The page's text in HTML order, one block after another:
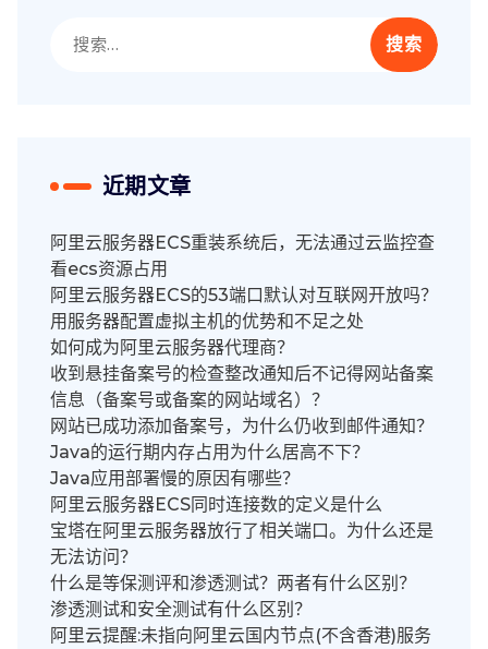
索：
近期文章
阿里云服务器ECS重装系统后，无法通过云监控查
看ecs资源占用
阿里云服务器ECS的53端口默认对互联网开放吗？
用服务器配置虚拟主机的优势和不足之处
如何成为阿里云服务器代理商？
收到悬挂备案号的检查整改通知后不记得网站备案
信息（备案号或备案的网站域名）？
网站已成功添加备案号，为什么仍收到邮件通知？
Java的运行期内存占用为什么居高不下？
Java应用部署慢的原因有哪些？
阿里云服务器ECS同时连接数的定义是什么
宝塔在阿里云服务器放行了相关端口。为什么还是
无法访问？
什么是等保测评和渗透测试？两者有什么区别？
渗透测试和安全测试有什么区别？
阿里云提醒:未指向阿里云国内节点(不含香港)服务